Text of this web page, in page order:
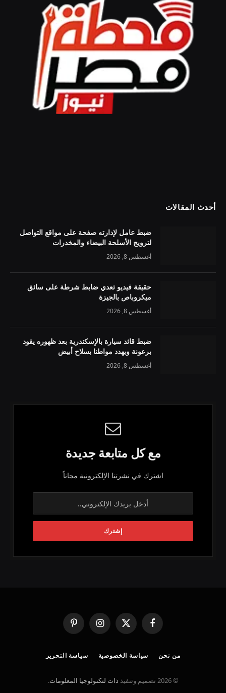
أحدث المقالات
ضبط عامل لإدارته صفحة على مواقع التواصل
لترويج الأسلحة البيضاء والمخدرات
أغسطس 8, 2026
حقيقة فيديو تعدي ضابط شرطة على سائق
ميكروباص بالجيزة
أغسطس 8, 2026
ضبط قائد سيارة بالإسكندرية بعد ظهوره يقود
برعونة ويهدد مواطنا بسلاح أبيض
أغسطس 8, 2026
مع كل متابعة جديدة
اشترك في نشرتنا الإلكترونية مجاناً
فيسبوك
X
(Twitter)
الانستغرامبينتيريست
من نحن سياسة الخصوصية سياسة التحرير
© 2026 تصميم وتنفيذ ذات لتكنولوجيا المعلومات.